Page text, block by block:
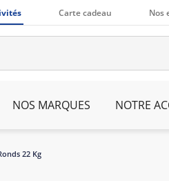
Carte cadeau Nos
NOS MARQUES NOTRE
22 Kg